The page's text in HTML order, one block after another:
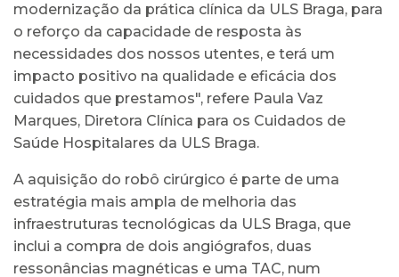
modernização da prática clínica da ULS Braga, para
o reforço da capacidade de resposta às
necessidades dos nossos utentes, e terá um
impacto positivo na qualidade e eficácia dos
cuidados que prestamos", refere Paula Vaz
Marques, Diretora Clínica para os Cuidados de
Saúde Hospitalares da ULS Braga.
A aquisição do robô cirúrgico é parte de uma
estratégia mais ampla de melhoria das
infraestruturas tecnológicas da ULS Braga, que
inclui a compra de dois angiógrafos, duas
ressonâncias magnéticas e uma TAC, num